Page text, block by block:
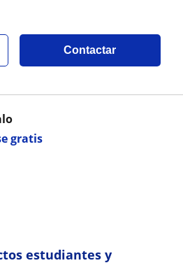
Contactar
gratis
estudiantes y